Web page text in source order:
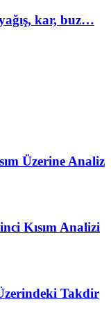
kar, buz…
Üzerine Analiz
Kısım Analizi
Takdir